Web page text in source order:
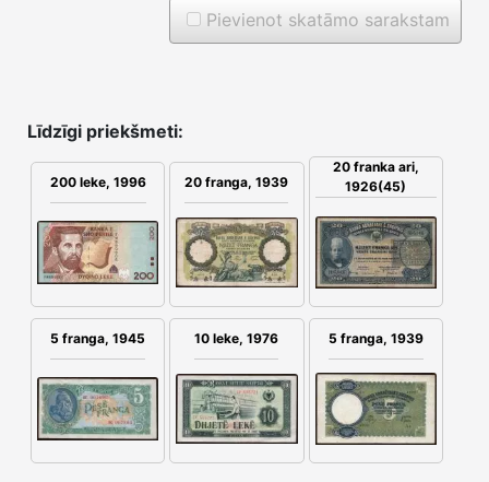
Pievienot skatāmo sarakstam
Līdzīgi priekšmeti:
200 leke, 1996 20 franga, 1939
20 franka ari,
1926(45)
5 franga, 1945 10 leke, 1976 5 franga, 1939